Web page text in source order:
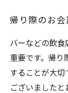
帰り際のお
バーなどの飲
重要です。帰り
することが大切
ございました